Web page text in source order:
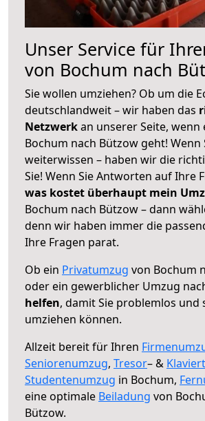
Unser Service für
von Bochum nach
Sie wollen umziehen? Ob um die
deutschlandweit – wir haben das
Netzwerkan unserer Seite, wenn
Bochum nach Bützow geht! Wenn
weiterwissen – haben wir die
Sie! Wenn Sie Antworten auf Ihre
was kostet überhaupt mein
Bochum nach Bützow – dann
denn wir haben immer die
Ihre Fragen parat.
Ob ein Privatumzug von Bochum
oder ein gewerblicher Umzug
helfen, damit Sie problemlos und
umziehen können.
Allzeit bereit für Ihren
Seniorenumzug, Tresor– &
Studentenumzug in Bochum,
eine optimale Beiladung von
Bützow.